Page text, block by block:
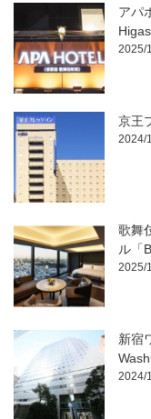
アパ
2025/
京王
2024/
歌舞
ル「
2025/
新宿
2024/